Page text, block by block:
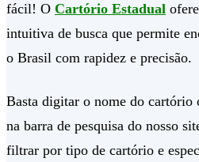
fácil! O Cartório Estadual
intuitiva de busca que permite
o Brasil com rapidez e precisão.
Basta digitar o nome do cartório
na barra de pesquisa do nosso
filtrar por tipo de cartório e